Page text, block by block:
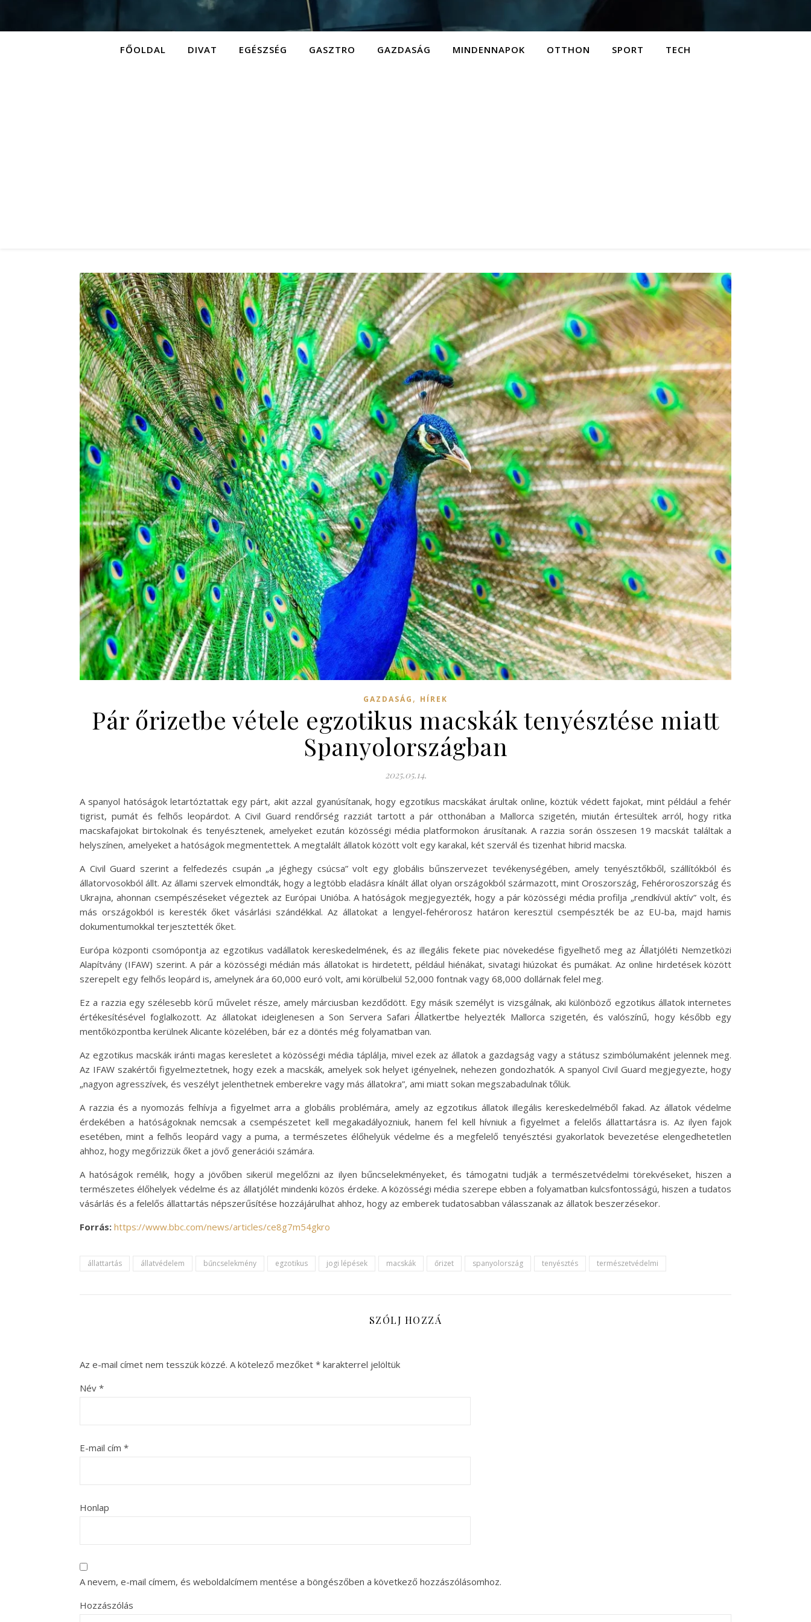
FŐOLDAL DIVAT EGÉSZSÉG GASZTRO GAZDASÁG MINDENNAPOK OTTHON SPORT TECH
GAZDASÁG , HÍREK
Pár őrizetbe vétele egzotikus macskák tenyésztése miatt
Spanyolországban
2025.05.14.
A spanyol hatóságok letartóztattak egy párt, akit azzal gyanúsítanak, hogy egzotikus macskákat árultak online, köztük védett fajokat, mint például a fehér
tigrist, pumát és felhős leopárdot. A Civil Guard rendőrség razziát tartott a pár otthonában a Mallorca szigetén, miután értesültek arról, hogy ritka
macskafajokat birtokolnak és tenyésztenek, amelyeket ezután közösségi média platformokon árusítanak. A razzia során összesen 19 macskát találtak a
helyszínen, amelyeket a hatóságok megmentettek. A megtalált állatok között volt egy karakal, két szervál és tizenhat hibrid macska.
A Civil Guard szerint a felfedezés csupán „a jéghegy csúcsa” volt egy globális bűnszervezet tevékenységében, amely tenyésztőkből, szállítókból és
állatorvosokból állt. Az állami szervek elmondták, hogy a legtöbb eladásra kínált állat olyan országokból származott, mint Oroszország, Fehéroroszország és
Ukrajna, ahonnan csempészéseket végeztek az Európai Unióba. A hatóságok megjegyezték, hogy a pár közösségi média profilja „rendkívül aktív” volt, és
más országokból is keresték őket vásárlási szándékkal. Az állatokat a lengyel-fehérorosz határon keresztül csempészték be az EU-ba, majd hamis
dokumentumokkal terjesztették őket.
Európa központi csomópontja az egzotikus vadállatok kereskedelmének, és az illegális fekete piac növekedése figyelhető meg az Állatjóléti Nemzetközi
Alapítvány (IFAW) szerint. A pár a közösségi médián más állatokat is hirdetett, például hiénákat, sivatagi hiúzokat és pumákat. Az online hirdetések között
szerepelt egy felhős leopárd is, amelynek ára 60,000 euró volt, ami körülbelül 52,000 fontnak vagy 68,000 dollárnak felel meg.
Ez a razzia egy szélesebb körű művelet része, amely márciusban kezdődött. Egy másik személyt is vizsgálnak, aki különböző egzotikus állatok internetes
értékesítésével foglalkozott. Az állatokat ideiglenesen a Son Servera Safari Állatkertbe helyezték Mallorca szigetén, és valószínű, hogy később egy
mentőközpontba kerülnek Alicante közelében, bár ez a döntés még folyamatban van.
Az egzotikus macskák iránti magas keresletet a közösségi média táplálja, mivel ezek az állatok a gazdagság vagy a státusz szimbólumaként jelennek meg.
Az IFAW szakértői figyelmeztetnek, hogy ezek a macskák, amelyek sok helyet igényelnek, nehezen gondozhatók. A spanyol Civil Guard megjegyezte, hogy
„nagyon agresszívek, és veszélyt jelenthetnek emberekre vagy más állatokra”, ami miatt sokan megszabadulnak tőlük.
A razzia és a nyomozás felhívja a figyelmet arra a globális problémára, amely az egzotikus állatok illegális kereskedelméből fakad. Az állatok védelme
érdekében a hatóságoknak nemcsak a csempészetet kell megakadályozniuk, hanem fel kell hívniuk a figyelmet a felelős állattartásra is. Az ilyen fajok
esetében, mint a felhős leopárd vagy a puma, a természetes élőhelyük védelme és a megfelelő tenyésztési gyakorlatok bevezetése elengedhetetlen
ahhoz, hogy megőrizzük őket a jövő generációi számára.
A hatóságok remélik, hogy a jövőben sikerül megelőzni az ilyen bűncselekményeket, és támogatni tudják a természetvédelmi törekvéseket, hiszen a
természetes élőhelyek védelme és az állatjólét mindenki közös érdeke. A közösségi média szerepe ebben a folyamatban kulcsfontosságú, hiszen a tudatos
vásárlás és a felelős állattartás népszerűsítése hozzájárulhat ahhoz, hogy az emberek tudatosabban válasszanak az állatok beszerzésekor.
Forrás: https://www.bbc.com/news/articles/ce8g7m54gkro
állattartás állatvédelem bűncselekmény egzotikus jogi lépések macskák őrizet spanyolország tenyésztés természetvédelmi
SZÓLJ HOZZÁ
Az e-mail címet nem tesszük közzé. A kötelező mezőket * karakterrel jelöltük
Név *
E-mail cím *
Honlap
A nevem, e-mail címem, és weboldalcímem mentése a böngészőben a következő hozzászólásomhoz.
Hozzászólás